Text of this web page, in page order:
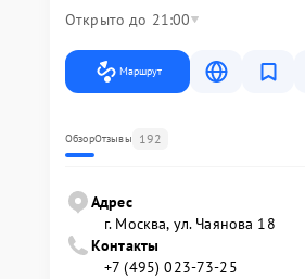
Открыто до 21:00
Маршрут
ОбзорОтзывы 192
Адрес
г. Москва, ул. Чаянова 18
Контакты
+7 (495) 023-73-25